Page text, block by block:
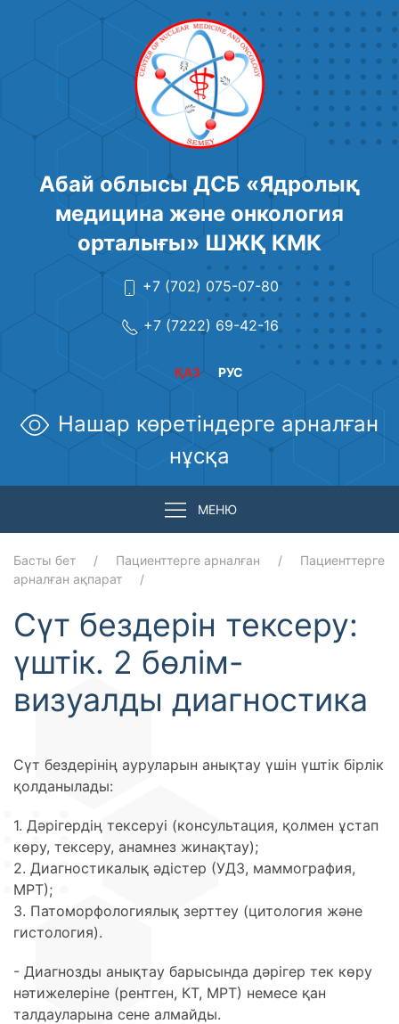
Абай облысы ДСБ «Ядролық
медицина және онкология
орталығы» ШЖҚ КМК
+7 (702) 075-07-80
+7 (7222) 69-42-16
РУС
ҚАЗ
Нашар көретіндерге арналған
нұсқа
МЕНЮ
Басты бет Пациенттерге арналған
Пациенттерге
арналған ақпарат
Сүт бездерін тексеру:
үштік. 2 бөлім-
визуалды диагностика
Сүт бездерінің ауруларын анықтау үшін үштік бірлік
қолданылады:
1. Дәрігердің тексеруі (консультация, қолмен ұстап
көру, тексеру, анамнез жинақтау);
2. Диагностикалық әдістер (УДЗ, маммография,
МРТ);
3. Патоморфологиялық зерттеу (цитология және
гистология).
- Диагнозды анықтау барысында дәрігер тек көру
нәтижелеріне (рентген, КТ, МРТ) немесе қан
талдауларына сене алмайды.